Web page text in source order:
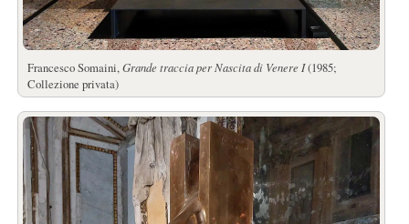
Francesco Somaini,Grande traccia per Nascita di Venere I(1985;
Collezione privata)